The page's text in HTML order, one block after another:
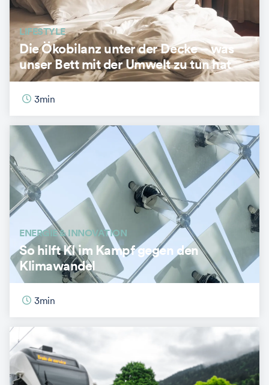
LIFESTYLE
Die Ökobilanz unter der Decke – was
unser Bett mit der Umwelt zu tun hat
3min
ENERGIE & INNOVATION
So hilft KI im Kampf gegen den
Klimawandel
3min